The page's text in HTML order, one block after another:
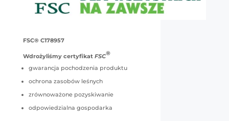
FSC® C178957
Wdrożyliśmy certyfikat FSC®
gwarancja pochodzenia produktu
ochrona zasobów leśnych
zrównoważone pozyskiwanie
odpowiedzialna gospodarka